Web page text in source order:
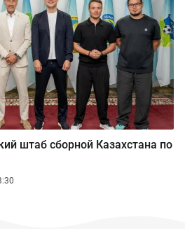
штаб сборной Казахстана по